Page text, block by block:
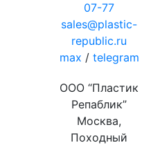
07-77
sales@plastic-
republic.ru
max / telegram
ООО “Пластик
Репаблик”
Москва,
Походный